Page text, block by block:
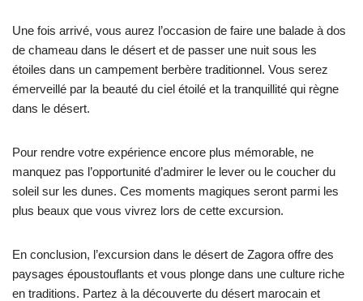
Une fois arrivé, vous aurez l’occasion de faire une balade à dos
de chameau dans le désert et de passer une nuit sous les
étoiles dans un campement berbère traditionnel. Vous serez
émerveillé par la beauté du ciel étoilé et la tranquillité qui règne
dans le désert.
Pour rendre votre expérience encore plus mémorable, ne
manquez pas l’opportunité d’admirer le lever ou le coucher du
soleil sur les dunes. Ces moments magiques seront parmi les
plus beaux que vous vivrez lors de cette excursion.
En conclusion, l’excursion dans le désert de Zagora offre des
paysages époustouflants et vous plonge dans une culture riche
en traditions. Partez à la découverte du désert marocain et